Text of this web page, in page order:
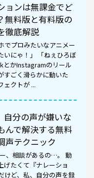
ョンは無課金でど
無料版と有料版の
徹底解説
でプロみたいなアニメー
いにゃ！」 「ねぇひろぼ
かInstagramのリール
すごく滑らかに動いた
ェクトが ...
自分の声が嫌いな
んで解決する無料
声テクニック
、相談があるの…。 動
げたくて『ナレーショ
けど、私、自分の声を録